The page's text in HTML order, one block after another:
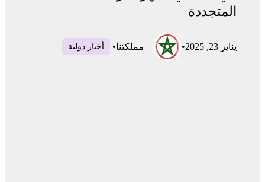
المتجددة
يناير 23, 2025 • مملكتنا• أخبار دولية